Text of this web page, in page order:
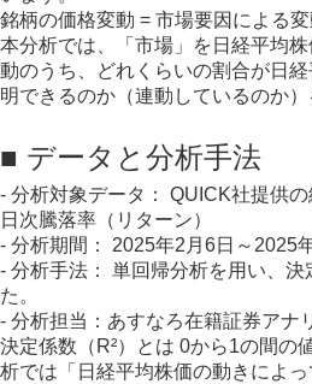
銘柄の価格変動 = 市場要因による
本分析では、「市場」を日経平均
動のうち、どれくらいの割合が日
明できるのか（連動しているのか）
■ データと分析手法
- 分析対象データ： QUICK社提供
日次騰落率（リターン）
- 分析期間： 2025年2月6日～2025
- 分析手法： 単回帰分析を用い、決
た。
- 分析担当：あすなろ在籍証券アナ
決定係数（R²）とは 0から1の間の
析では「日経平均株価の動きによ